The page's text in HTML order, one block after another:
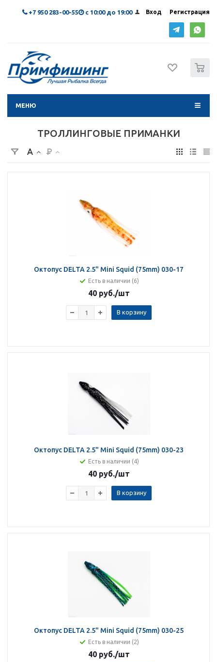
Вход Регистрация
+7 950 283-00-55 с 10:00 до 19:00
МЕНЮ
ТРОЛЛИНГОВЫЕ ПРИМАНКИ
Октопус DELTA 2.5" Mini Squid (75mm) 030-17
Есть в наличии (6)
40 руб./шт
В корзину
Октопус DELTA 2.5" Mini Squid (75mm) 030-23
Есть в наличии (4)
40 руб./шт
В корзину
Октопус DELTA 2.5" Mini Squid (75mm) 030-25
Есть в наличии (2)
40 руб./шт